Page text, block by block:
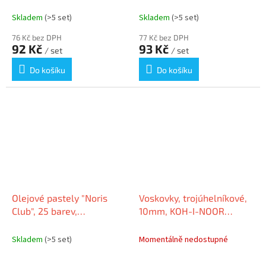
Skladem (>5 set)
76 Kč bez DPH
92 Kč / set
Do košíku
Skladem (>5 set)
77 Kč bez DPH
93 Kč / set
Do košíku
Olejové pastely "Noris
Club", 25 barev,
Skladem (>5 set)
Voskovky, trojúhelníkové,
10mm, KOH-I-NOOR
Momentálně nedostupné